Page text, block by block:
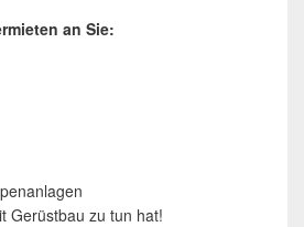
an Sie:
Gerüstbau zu tun hat!